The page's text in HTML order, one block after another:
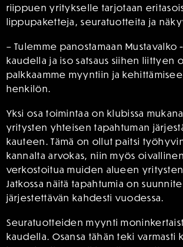
riippuen yritykselle tarjotaan
lippupaketteja, seuratuotteita ja
– Tulemme panostamaan Mustavalko
kaudella ja iso satsaus siihen liittyen
palkkaamme myyntiin ja
henkilön.
Yksi osa toimintaa on klubissa
yritysten yhteisen tapahtuman
kauteen. Tämä on ollut paitsi
kannalta arvokas, niin myös
verkostoitua muiden alueen
Jatkossa näitä tapahtumia on
järjestettävän kahdesti vuodessa.
Seuratuotteiden myynti
kaudella. Osansa tähän teki varmasti